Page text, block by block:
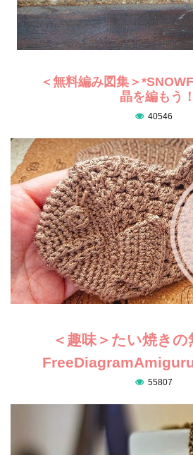
＜無料編み図集＞
晶を編もう！
40546
＜趣味＞たい焼きの
55807